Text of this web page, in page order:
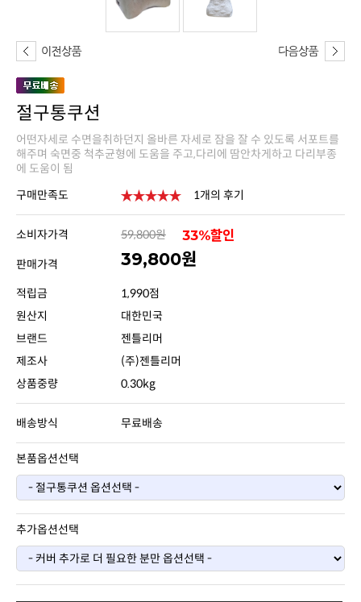
절구통쿠션
에 도움이 됨
구매만족도
1개의 후기
소비자가격 59,800원 33%할인
판매가격 39,800원
적립금
1,990점
원산지
대한민국
브랜드
젠틀리머
제조사
(주)젠틀리머
상품중량
0.30kg
배송방식 무료배송
본품옵션선택
추가옵션선택